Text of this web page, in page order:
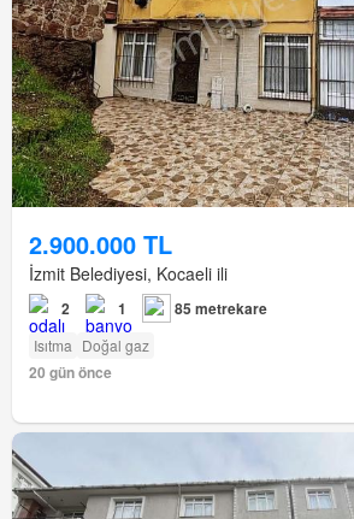
2.900.000 TL
İzmit Belediyesi, Kocaeli ili
2 1 85 metrekare
Isıtma Doğal gaz
20 gün önce